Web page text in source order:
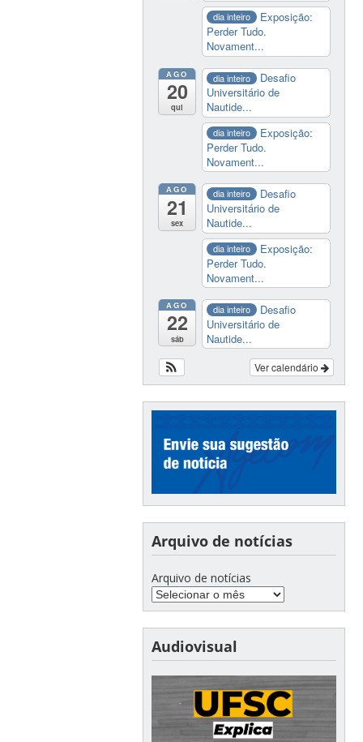
dia inteiro
Exposição:
Perder Tudo.
Novament...
AGO
20
qui
dia inteiro
Desafio
Universitário de
Nautide...
dia inteiro
Exposição:
Perder Tudo.
Novament...
AGO
21
sex
dia inteiro
Desafio
Universitário de
Nautide...
dia inteiro
Exposição:
Perder Tudo.
Novament...
AGO
22
sáb
dia inteiro
Desafio
Universitário de
Nautide...
Ver calendário
Arquivo de notícias
Arquivo de notícias
Audiovisual